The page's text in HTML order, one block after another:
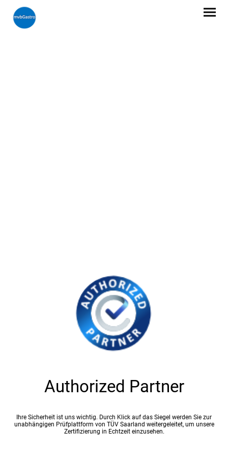
Authorized Partner
Ihre Sicherheit ist uns wichtig. Durch Klick auf das Siegel werden Sie zur
unabhängigen Prüfplattform von TÜV Saarland weitergeleitet, um unsere
Zertifizierung in Echtzeit einzusehen.